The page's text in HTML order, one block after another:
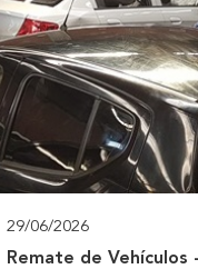
29/06/2026
Remate de Vehículos